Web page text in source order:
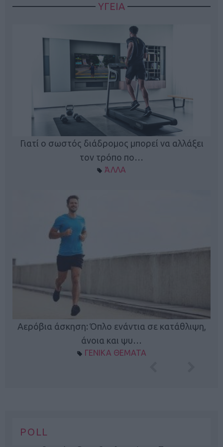
ΥΓΕΙΑ
Γιατί ο σωστός διάδρομος μπορεί να αλλάξει
τον τρόπο πο…
ΆΛΛΑ
Αερόβια άσκηση: Όπλο ενάντια σε κατάθλιψη,
άνοια και ψυ…
ΓΕΝΙΚΑ ΘΕΜΑΤΑ
POLL